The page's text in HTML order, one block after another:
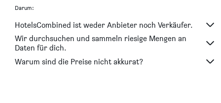
Darum:
HotelsCombined ist weder Anbieter noch Verkäufer.
Wir durchsuchen und sammeln riesige Mengen an
Daten für dich.
Warum sind die Preise nicht akkurat?